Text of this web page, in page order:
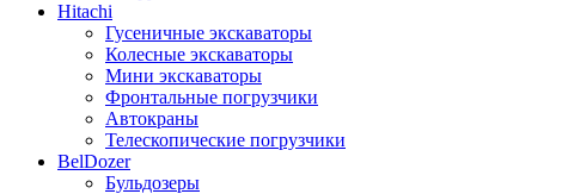
Hitachi
Гусеничные экскаваторы
Колесные экскаваторы
Мини экскаваторы
Фронтальные погрузчики
Автокраны
Телескопические погрузчики
BelDozer
Бульдозеры